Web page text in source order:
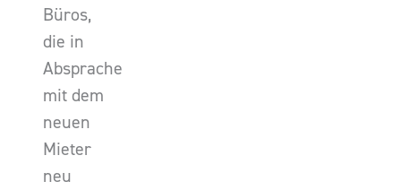
Büros,
die in
Absprache
mit dem
neuen
Mieter
neu